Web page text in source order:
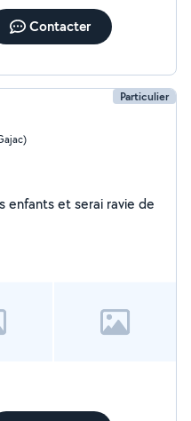
Contacter
Particulier
enfants et serai ravie de